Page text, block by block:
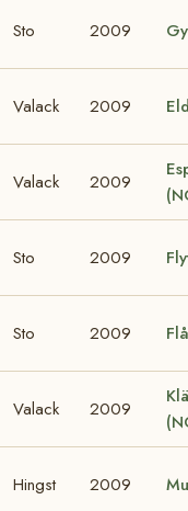
Sto 2009
Valack 2009
Valack 2009
Sto 2009
Sto 2009
Valack 2009
Hingst 2009